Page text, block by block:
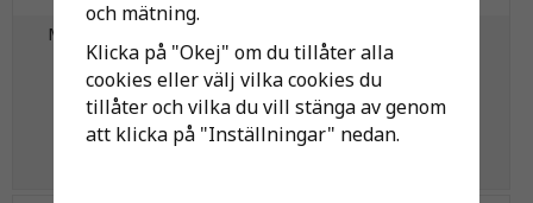
MÄRKTEJP KÖLDBÄR.
RETUR
221 kr
TILLOPP
221 kr
och mätning.
Klicka på "Okej" om du tillåter alla
cookies eller välj vilka cookies du
tillåter och vilka du vill stänga av genom
att klicka på "Inställningar" nedan.